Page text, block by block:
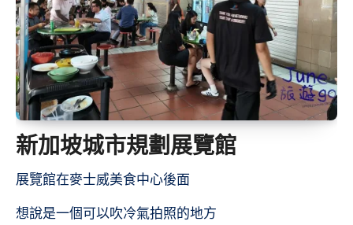
新加坡城市規劃展覽館
展覽館在麥士威美食中心後面
想說是一個可以吹冷氣拍照的地方